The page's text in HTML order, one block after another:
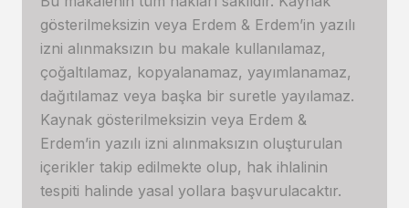
gösterilmeksizin veya Erdem & Erdem’in yazılı
izni alınmaksızın bu makale kullanılamaz,
çoğaltılamaz, kopyalanamaz, yayımlanamaz,
dağıtılamaz veya başka bir suretle yayılamaz.
Kaynak gösterilmeksizin veya Erdem &
Erdem’in yazılı izni alınmaksızın oluşturulan
içerikler takip edilmekte olup, hak ihlalinin
tespiti halinde yasal yollara başvurulacaktır.